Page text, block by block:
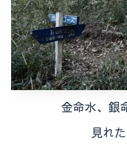
金命水、銀
見れ